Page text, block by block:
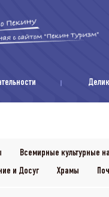
Всемирные культурные
и Досуг
Храмы